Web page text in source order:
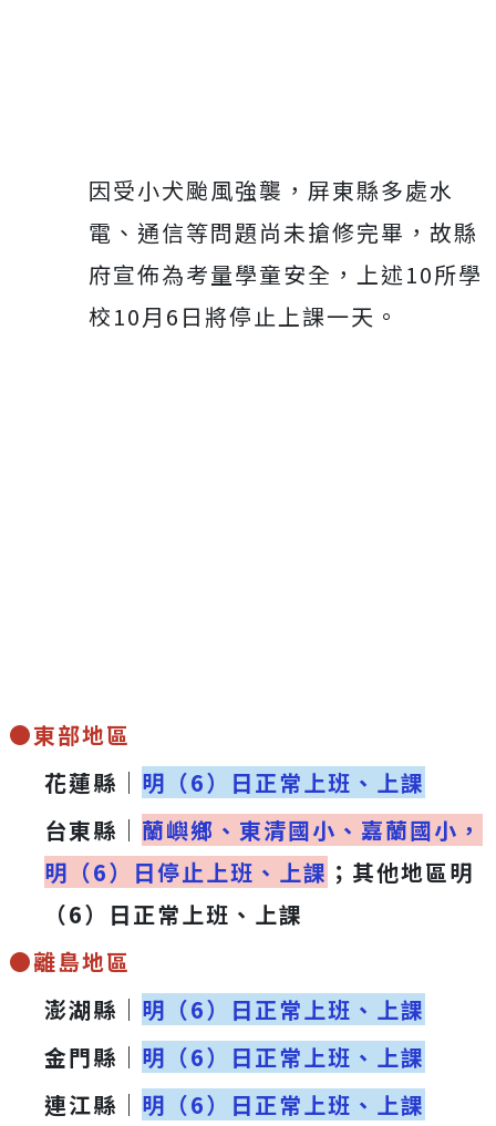
因受小犬颱風強襲，屏東縣多處水
電、通信等問題尚未搶修完畢，故縣
府宣佈為考量學童安全，上述10所學
校10月6日將停止上課一天。
●東部地區
花蓮縣｜ 明（6）日正常上班、上課
台東縣｜ 蘭嶼鄉、東清國小、嘉蘭國小，
明（6）日停止上班、上課 ；其他地區明
（6）日正常上班、上課
●離島地區
澎湖縣｜ 明（6）日正常上班、上課
金門縣｜ 明（6）日正常上班、上課
連江縣｜ 明（6）日正常上班、上課